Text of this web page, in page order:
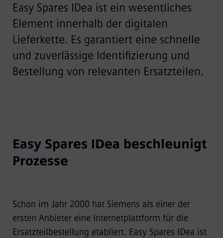
Easy Spares IDea ist ein wesentliches
Element innerhalb der digitalen
Lieferkette. Es garantiert eine schnelle
und zuverlässige Identifizierung und
Bestellung von relevanten Ersatzteilen.
Easy Spares IDea beschleunigt
Prozesse
Schon im Jahr 2000 hat Siemens als einer der
ersten Anbieter eine Internetplattform für die
Ersatzteilbestellung etabliert. Easy Spares IDea ist